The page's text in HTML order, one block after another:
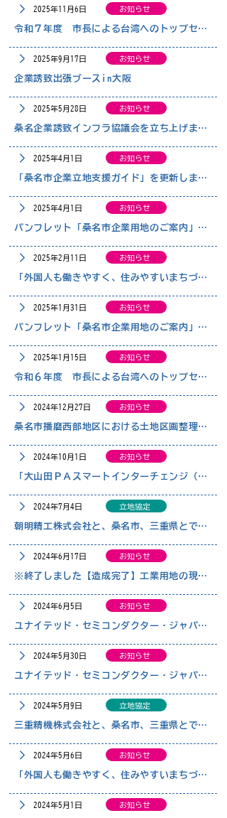
2025年11月6日 お知らせ
令和７年度 市長による台湾へのトップセールスを実施しました
2025年9月17日 お知らせ
企業誘致出張ブースin大阪
2025年5月28日 お知らせ
桑名企業誘致インフラ協議会を立ち上げました
2025年4月1日 お知らせ
「桑名市企業立地支援ガイド」を更新しました
2025年4月1日 お知らせ
パンフレット「桑名市企業用地のご案内」を更新しました
2025年2月11日 お知らせ
「外国人も働きやすく、住みやすいまちづくりの実現」に向けた包括連携協定による、高度外国人材の採用第1号について
2025年1月31日 お知らせ
パンフレット「桑名市企業用地のご案内」を更新しました
2025年1月15日 お知らせ
令和６年度 市長による台湾へのトップセールスを実施しました
2024年12月27日 お知らせ
桑名市播磨西部地区における土地区画整理事業認可のお知らせ
2024年10月1日 お知らせ
「大山田ＰＡスマートインターチェンジ（仮称）」の新規事業化が公表されました
2024年7月4日 立地協定
朝明精工株式会社と、桑名市、三重県とで企業立地協定を締結しました
2024年6月17日 お知らせ
※終了しました【造成完了】工業用地の現地案内会を開催します
2024年6月5日 お知らせ
ユナイテッド・セミコンダクター・ジャパン㈱に、公用車のラッピングをしていただきました
2024年5月30日 お知らせ
ユナイテッド・セミコンダクター・ジャパン㈱の新入社員と桑名市長が対談しました
2024年5月9日 立地協定
三重精機株式会社と、桑名市、三重県とで企業立地協定を締結しました
2024年5月6日 お知らせ
「外国人も働きやすく、住みやすいまちづくりの実現」に向けた包括連携協定を締結しました
2024年5月1日 お知らせ